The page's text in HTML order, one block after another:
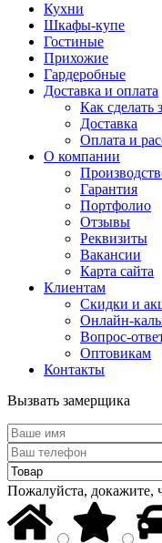
Кухни
Шкафы-купе
Гостиные
Прихожие
Гардеробные
Доставка и оплата
Как сделать
Доставка
Оплата и
О компании
Гарантия
Портфолио
Отзывы
Реквизиты
Вакансии
Карта сайта
Клиентам
Скидки и
Онлайн-
Вопрос-
Оптовикам
Контакты
Вызвать замерщика
Пожалуйста, докажите,